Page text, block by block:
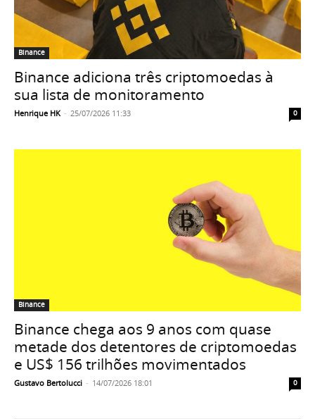
Binance
Binance adiciona três criptomoedas à
sua lista de monitoramento
Henrique HK - 25/07/2026 11:33 0
Binance
Binance chega aos 9 anos com quase
metade dos detentores de criptomoedas
e US$ 156 trilhões movimentados
Gustavo Bertolucci - 14/07/2026 18:01 0